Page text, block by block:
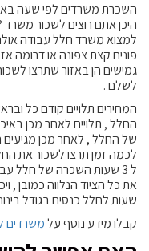
השכרת משרדים לפי שעה
היכן אתם רוצים לשכור
למצוא משרד חלל עבודה
פונים קצת צפונה או דרומה
גמישים הן באזור שתרצו
לשלם .
המחירים תלויים קודם כל
החלל , תלויים לאחר מכן
של החלל , לאחר מכן
לכמה זמן תרצו לשכור את החלל .
ל 3 שעות השכרה של חלל עבודה קטן שמתאים לאדם , הכולל
את כל הציוד הנלווה כמובן ,
שעות לחלל כנסים בגודל
קבלו מידע נוסף עלמשרדים